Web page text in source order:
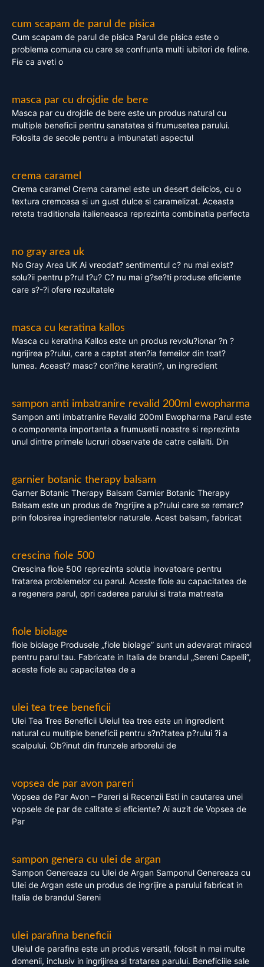
cum scapam de parul de pisica
Cum scapam de parul de pisica Parul de pisica este o
problema comuna cu care se confrunta multi iubitori de feline.
Fie ca aveti o
masca par cu drojdie de bere
Masca par cu drojdie de bere este un produs natural cu
multiple beneficii pentru sanatatea si frumusetea parului.
Folosita de secole pentru a imbunatati aspectul
crema caramel
Crema caramel Crema caramel este un desert delicios, cu o
textura cremoasa si un gust dulce si caramelizat. Aceasta
reteta traditionala italieneasca reprezinta combinatia perfecta
no gray area uk
No Gray Area UK Ai vreodat? sentimentul c? nu mai exist?
solu?ii pentru p?rul t?u? C? nu mai g?se?ti produse eficiente
care s?-?i ofere rezultatele
masca cu keratina kallos
Masca cu keratina Kallos este un produs revolu?ionar ?n ?
ngrijirea p?rului, care a captat aten?ia femeilor din toat?
lumea. Aceast? masc? con?ine keratin?, un ingredient
sampon anti imbatranire revalid 200ml ewopharma
Sampon anti imbatranire Revalid 200ml Ewopharma Parul este
o componenta importanta a frumusetii noastre si reprezinta
unul dintre primele lucruri observate de catre ceilalti. Din
garnier botanic therapy balsam
Garner Botanic Therapy Balsam Garnier Botanic Therapy
Balsam este un produs de ?ngrijire a p?rului care se remarc?
prin folosirea ingredientelor naturale. Acest balsam, fabricat
crescina fiole 500
Crescina fiole 500 reprezinta solutia inovatoare pentru
tratarea problemelor cu parul. Aceste fiole au capacitatea de
a regenera parul, opri caderea parului si trata matreata
fiole biolage
fiole biolage Produsele „fiole biolage” sunt un adevarat miracol
pentru parul tau. Fabricate in Italia de brandul „Sereni Capelli”,
aceste fiole au capacitatea de a
ulei tea tree beneficii
Ulei Tea Tree Beneficii Uleiul tea tree este un ingredient
natural cu multiple beneficii pentru s?n?tatea p?rului ?i a
scalpului. Ob?inut din frunzele arborelui de
vopsea de par avon pareri
Vopsea de Par Avon – Pareri si Recenzii Esti in cautarea unei
vopsele de par de calitate si eficiente? Ai auzit de Vopsea de
Par
sampon genera cu ulei de argan
Sampon Genereaza cu Ulei de Argan Samponul Genereaza cu
Ulei de Argan este un produs de ingrijire a parului fabricat in
Italia de brandul Sereni
ulei parafina beneficii
Uleiul de parafina este un produs versatil, folosit in mai multe
domenii, inclusiv in ingrijirea si tratarea parului. Beneficiile sale